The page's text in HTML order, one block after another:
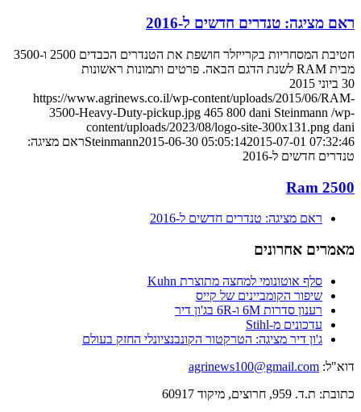
ראם מציגה: טנדרים חדשים ל-2016
חטיבת המסחריות בקרייזלר חושפת את הטנדרים הכבדים 2500 ו-3500
מבית RAM לשנת הדגם הבאה. פרטים ותמונות ראשונות
30 ביוני 2015
https://www.agrinews.co.il/wp-content/uploads/2015/06/RAM-
3500-Heavy-Duty-pickup.jpg 465 800 dani Steinmann /wp-
content/uploads/2023/08/logo-site-300x131.png dani
Steinmann2015-06-30 05:05:142015-07-01 07:32:46
ראם מציגה:
טנדרים חדשים ל-2016
Ram 2500
ראם מציגה: טנדרים חדשים ל-2016
מאמרים אחרונים
סלף אוטונומי למחצה מתוצרת Kuhn
שיפור הקומביינים של קייס
רענון סדרות 6M ו-6R בג'ון דיר
עדכונים מ-Stihl
ג'ון דיר מציגה: הטרקטור הקונבנציונלי החזק בעולם
דוא"ל: agrinews100@gmail.com
כתובת: ת.ד. 959, חרוצים, מיקוד 60917